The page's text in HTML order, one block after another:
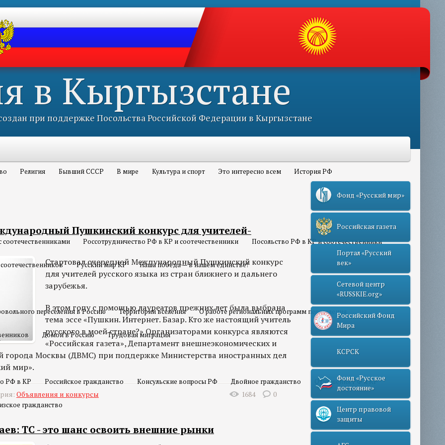
в Кыргызстане
при поддержке Посольства Российской Федерации в Кыргызстане
Религия Бывший СССР В мире Культура и спорт Это интересно всем История РФ
соотечественниками Россотрудничество РФ в КР и соотечественники Посольство РФ в КР и соотечественники
Русский мир КР Наша победа — в нашем единстве!
переселения в Россию Территории вселения О работе региональных программ переселения
Домой в Россию Трудовая миграция
РФ в КР Российское гражданство Консульские вопросы РФ Двойное гражданство Отношения РФ и КР
гражданство
Пушкинский конкурс для учителей-
Стартовал очередной Международный Пушкинский конкурс
для учителей русского языка из стран ближнего и дальнего
зарубежья.
В этом году с помощью лауреатов прежних лет была выбрана
тема эссе «Пушкин. Интернет. Базар. Кто же настоящий учитель
русского в моей стране?» Организаторами конкурса являются
«Российская газета», Департамент внешнеэкономических и
города Москвы (ДВМС) при поддержке Министерства иностранных дел
мир».
Объявления и конкурсы 1684 0
ТС - это шанс освоить внешние рынки
Фонд «Русский мир»
Российская газета
Портал «Русский
век»
Сетевой центр
«RUSSKIE.org»
Российский Фонд
Мира
КСРСК
Фонд «Русское
достояние»
Центр правовой
защиты